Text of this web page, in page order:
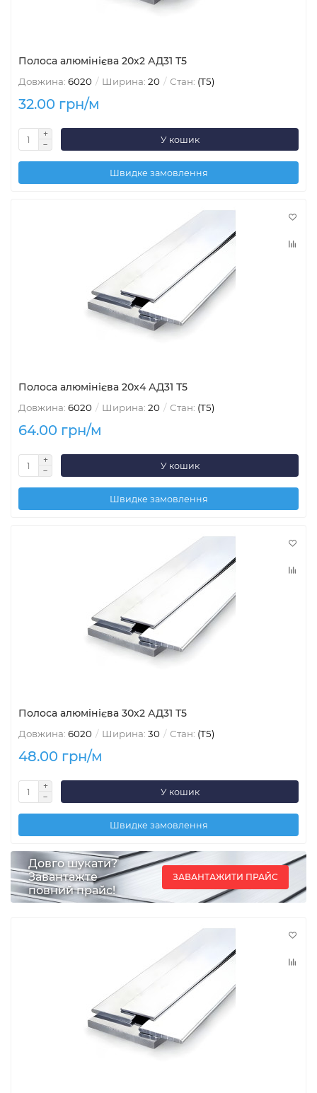
Полоса алюмінієва 20х2 АД31 Т5
Довжина: 6020 Ширина: 20 Стан: (Т5)
32.00 грн/м
У кошик
Швидке замовлення
Полоса алюмінієва 20х4 АД31 Т5
Довжина: 6020 Ширина: 20 Стан: (Т5)
64.00 грн/м
У кошик
Швидке замовлення
Полоса алюмінієва 30х2 АД31 Т5
Довжина: 6020 Ширина: 30 Стан: (Т5)
48.00 грн/м
У кошик
Швидке замовлення
Довго шукати?
Завантажте
повний прайс!
ЗАВАНТАЖИТИ ПРАЙС